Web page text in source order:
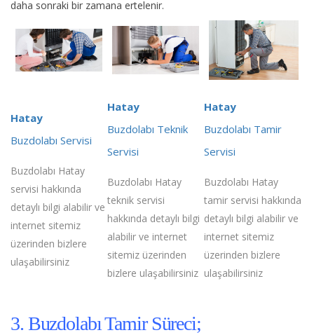
daha sonraki bir zamana ertelenir.
Hatay
Buzdolabı Servisi
Buzdolabı Hatay
servisi hakkında
detaylı bilgi alabilir ve
internet sitemiz
üzerinden bizlere
ulaşabilirsiniz
Hatay
Buzdolabı Teknik
Servisi
Buzdolabı Hatay
teknik servisi
hakkında detaylı bilgi
alabilir ve internet
sitemiz üzerinden
bizlere ulaşabilirsiniz
Hatay
Buzdolabı Tamir
Servisi
Buzdolabı Hatay
tamir servisi hakkında
detaylı bilgi alabilir ve
internet sitemiz
üzerinden bizlere
ulaşabilirsiniz
3. Buzdolabı Tamir Süreci;